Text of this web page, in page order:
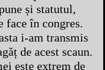
și statutul,
în congres.
i-am transmis
de acest scaun.
este extrem de